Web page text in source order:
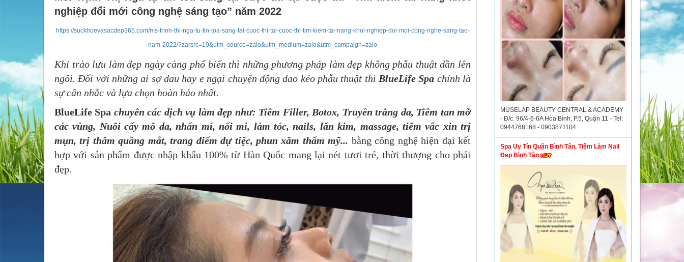
nghiệp đổi mới công nghệ sáng tạo” năm 2022
https://suckhoevasacdep365.com/ms-trinh-thi-nga-tu-tin-toa-sang-tai-cuoc-thi-tai-cuoc-thi-tim-kiem-tai-nang-khoi-nghiep-doi-moi-cong-nghe-sang-tao-
nam-2022/?zarsrc=10&utm_source=zalo&utm_medium=zalo&utm_campaign=zalo
Khi trào lưu làm đẹp ngày càng phổ biến thì những phương pháp làm đẹp không phẫu thuật dần lên
ngôi. Đối với những ai sợ đau hay e ngại chuyện động dao kéo phẫu thuật thì BlueLife Spa chính là
sự cân nhắc và lựa chọn hoàn hảo nhất.
BlueLife Spa chuyên các dịch vụ làm đẹp như: Tiêm Filler, Botox, Truyền trắng da, Tiêm tan mỡ
các vùng, Nuôi cấy mô da, nhấn mí, nối mi, làm tóc, nails, lăn kim, massage, tiêm vắc xin trị
mụn, trị thâm quầng mắt, trang điểm dự tiệc, phun xăm thẩm mỹ... bằng công nghệ hiện đại kết
hợp với sản phẩm được nhập khẩu 100% từ Hàn Quốc mang lại nét tươi trẻ, thời thượng cho phái
đẹp.
MUSELAP BEAUTY CENTRAL & ACADEMY
- Đ/c: 96/4-6-6A Hòa Bình, P.5, Quận 11 - Tel:
0944768168 - 0903871104
Spa Uy Tín Quận Bình Tân, Tiệm Làm Nail
Đẹp Bình Tân